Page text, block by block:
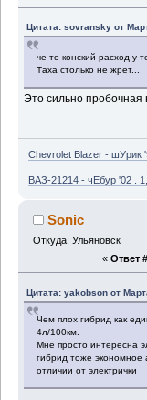
Цитата: sovransky от
че то конский расход у
Таха столько не жрет...
Это сильно
Chevrolet Blazer - шУрик
ВАЗ-21214 - чЕбур '02 .
Sonic
Откуда: Ульяновск
« Ответ
Цитата: yakobson от
Чем плох гибрид как
4л/100км.
Мне просто интересна
гибрид тоже экономное
отличии от электрички